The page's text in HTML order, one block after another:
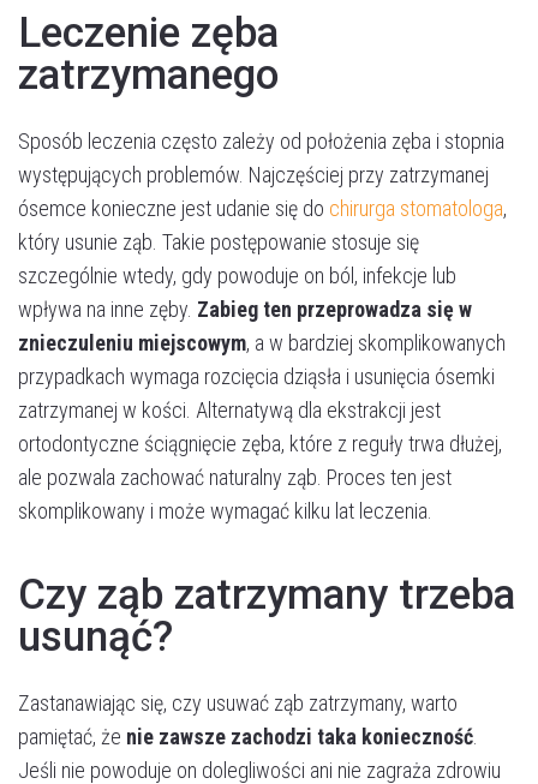
Leczenie zęba
zatrzymanego
Sposób leczenia często zależy od położenia zęba i stopnia
występujących problemów. Najczęściej przy zatrzymanej
ósemce konieczne jest udanie się do chirurga stomatologa,
który usunie ząb. Takie postępowanie stosuje się
szczególnie wtedy, gdy powoduje on ból, infekcje lub
wpływa na inne zęby. Zabieg ten przeprowadza się w
znieczuleniu miejscowym, a w bardziej skomplikowanych
przypadkach wymaga rozcięcia dziąsła i usunięcia ósemki
zatrzymanej w kości. Alternatywą dla ekstrakcji jest
ortodontyczne ściągnięcie zęba, które z reguły trwa dłużej,
ale pozwala zachować naturalny ząb. Proces ten jest
skomplikowany i może wymagać kilku lat leczenia​.
Czy ząb zatrzymany trzeba
usunąć?
Zastanawiając się, czy usuwać ząb zatrzymany, warto
pamiętać, że nie zawsze zachodzi taka konieczność
Jeśli nie powoduje on dolegliwości ani nie zagraża zdrowiu